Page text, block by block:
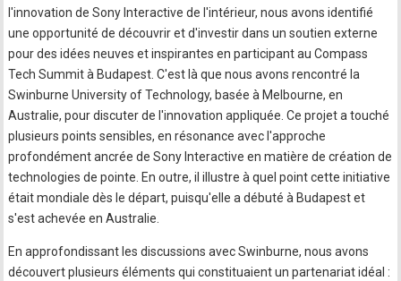
l'innovation de Sony Interactive de l'intérieur, nous avons identifié
une opportunité de découvrir et d'investir dans un soutien externe
pour des idées neuves et inspirantes en participant au Compass
Tech Summit à Budapest. C'est là que nous avons rencontré la
Swinburne University of Technology, basée à Melbourne, en
Australie, pour discuter de l'innovation appliquée. Ce projet a touché
plusieurs points sensibles, en résonance avec l'approche
profondément ancrée de Sony Interactive en matière de création de
technologies de pointe. En outre, il illustre à quel point cette initiative
était mondiale dès le départ, puisqu'elle a débuté à Budapest et
s'est achevée en Australie.
En approfondissant les discussions avec Swinburne, nous avons
découvert plusieurs éléments qui constituaient un partenariat idéal :